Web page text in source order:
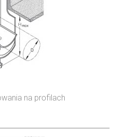
na profilach